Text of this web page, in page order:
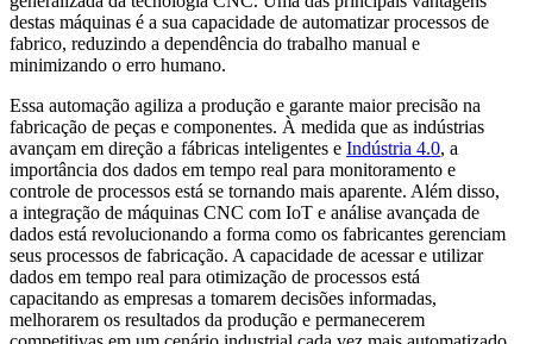
destas máquinas é a sua capacidade de automatizar processos de
fabrico, reduzindo a dependência do trabalho manual e
minimizando o erro humano.
Essa automação agiliza a produção e garante maior precisão na
fabricação de peças e componentes. À medida que as indústrias
avançam em direção a fábricas inteligentes e Indústria 4.0, a
importância dos dados em tempo real para monitoramento e
controle de processos está se tornando mais aparente. Além disso,
a integração de máquinas CNC com IoT e análise avançada de
dados está revolucionando a forma como os fabricantes gerenciam
seus processos de fabricação. A capacidade de acessar e utilizar
dados em tempo real para otimização de processos está
capacitando as empresas a tomarem decisões informadas,
melhorarem os resultados da produção e permanecerem